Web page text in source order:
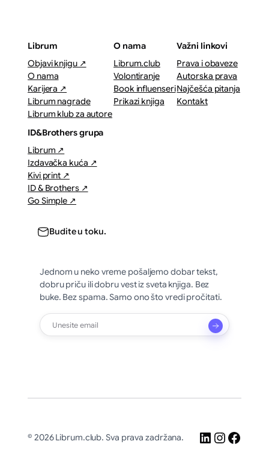
Librum
Objavi knjigu ↗
O nama
Karijera ↗
Librum nagrade
Librum klub za autore
O nama
Librum.club
Volontiranje
Book influenseri
Prikazi knjiga
Važni linkovi
Prava i obaveze
Autorska prava
Najčešća pitanja
Kontakt
ID&Brothers grupa
Librum ↗
Izdavačka kuća ↗
Kivi print ↗
ID & Brothers ↗
Go Simple ↗
Budite u toku.
Jednom u neko vreme pošaljemo dobar tekst,
dobru priču ili dobru vest iz sveta knjiga. Bez
buke. Bez spama. Samo ono što vredi pročitati.
© 2026 Librum.club. Sva prava zadržana. LinkedIn